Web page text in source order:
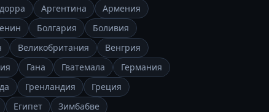
Аргентина
Армения
Болгария
Боливия
Великобритания
Венгрия
Гана Гватемала
Германия
Гренландия
Греция
Египет Зимбабве